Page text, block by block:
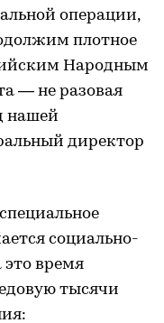
операции,
плотное
Народным
— не разовая
нашей
директор
социально-
это время
тысячи